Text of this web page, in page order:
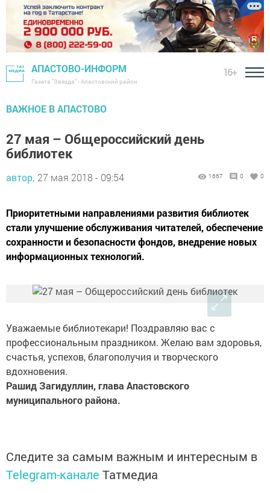
АПАСТОВО-ИНФОРМ
Газета "Звезда" - Апастовский район
16+
ВАЖНОЕ В АПАСТОВО
27 мая – Общероссийский день
библиотек
автор, 27 мая 2018 - 09:54 1667 0 0
Приоритетными направлениями развития библиотек
стали улучшение обслуживания читателей, обеспечение
сохранности и безопасности фондов, внедрение новых
информационных технологий.
Уважаемые библиотекари! Поздравляю вас с
профессиональным праздником. Желаю вам здоровья,
счастья, успехов, благополучия и творческого
вдохновения.
Рашид Загидуллин, глава Апастовского
муниципального района.
Следите за самым важным и интересным в
Telegram-канале Татмедиа